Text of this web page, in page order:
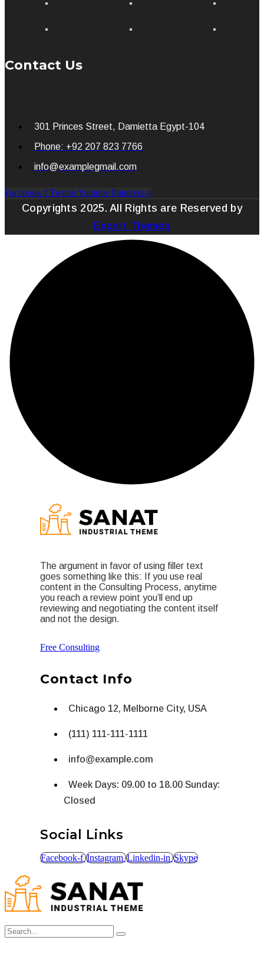
Contact Us
301 Princes Street, Damietta Egypt-104
Phone: +92 207 823 7766
info@examplegmail.com
Facebook-f TwitterYoutube Pinterest-p
Copyrights 2025. All Rights are Reserved by
Expert Themes
The argument in favor of using filler text
goes something like this: If you use real
content in the Consulting Process, anytime
you reach a review point you’ll end up
reviewing and negotiating the content itself
and not the design.
Free Consulting
Contact Info
Chicago 12, Melborne City, USA
(111) 111-111-1111
info@example.com
Week Days: 09.00 to 18.00 Sunday:
Closed
Social Links
Facebook-f Instagram Linkedin-in Skype